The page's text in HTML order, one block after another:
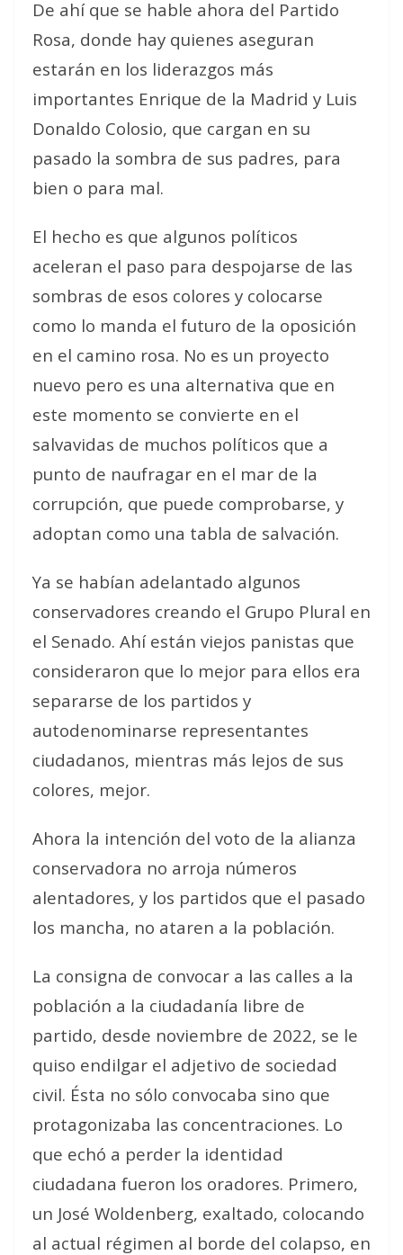
De ahí que se hable ahora del Partido
Rosa, donde hay quienes aseguran
estarán en los liderazgos más
importantes Enrique de la Madrid y Luis
Donaldo Colosio, que cargan en su
pasado la sombra de sus padres, para
bien o para mal.
El hecho es que algunos políticos
aceleran el paso para despojarse de las
sombras de esos colores y colocarse
como lo manda el futuro de la oposición
en el camino rosa. No es un proyecto
nuevo pero es una alternativa que en
este momento se convierte en el
salvavidas de muchos políticos que a
punto de naufragar en el mar de la
corrupción, que puede comprobarse, y
adoptan como una tabla de salvación.
Ya se habían adelantado algunos
conservadores creando el Grupo Plural en
el Senado. Ahí están viejos panistas que
consideraron que lo mejor para ellos era
separarse de los partidos y
autodenominarse representantes
ciudadanos, mientras más lejos de sus
colores, mejor.
Ahora la intención del voto de la alianza
conservadora no arroja números
alentadores, y los partidos que el pasado
los mancha, no ataren a la población.
La consigna de convocar a las calles a la
población a la ciudadanía libre de
partido, desde noviembre de 2022, se le
quiso endilgar el adjetivo de sociedad
civil. Ésta no sólo convocaba sino que
protagonizaba las concentraciones. Lo
que echó a perder la identidad
ciudadana fueron los oradores. Primero,
un José Woldenberg, exaltado, colocando
al actual régimen al borde del colapso, en